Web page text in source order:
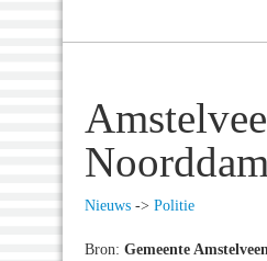
Nieuws -> Politie
Bron: Gemeente Amstelveen